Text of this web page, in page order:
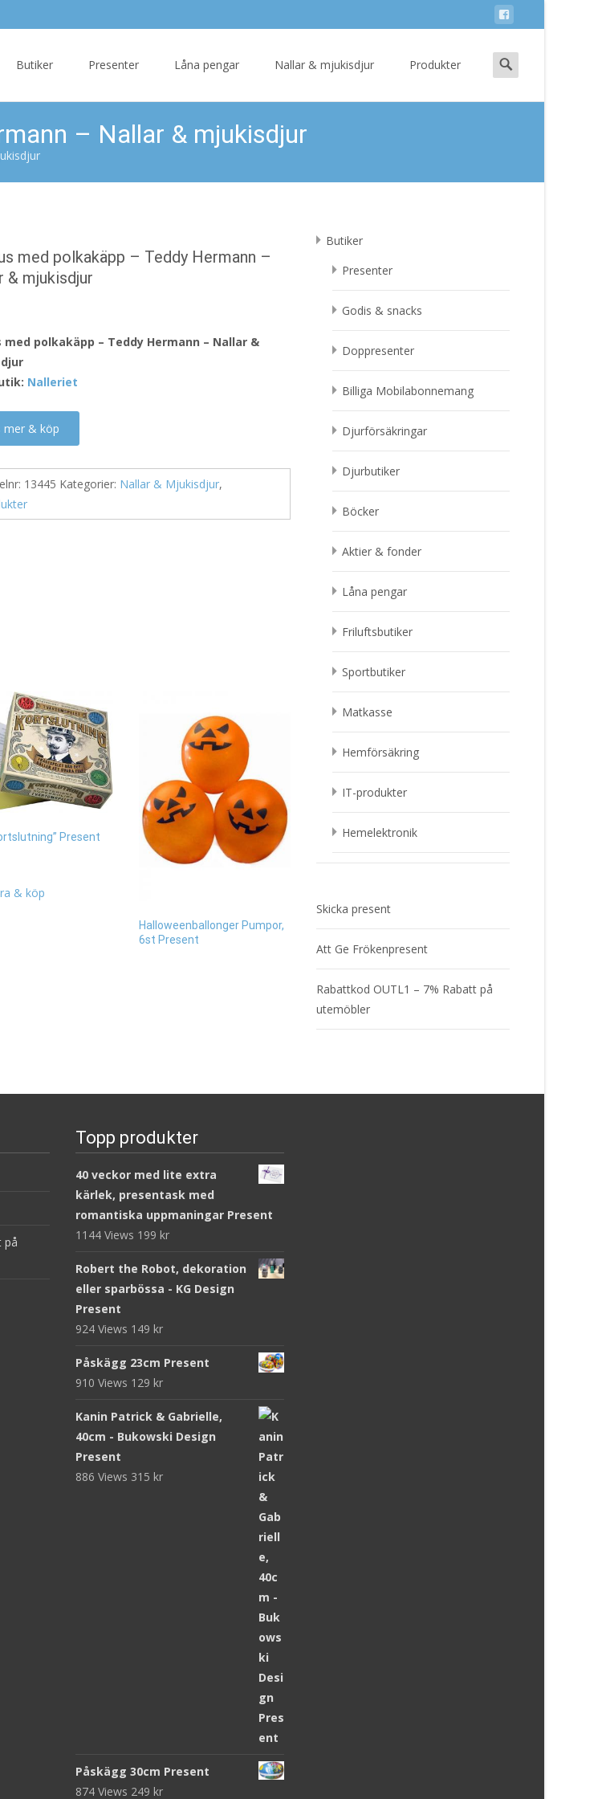
Butiker Presenter Låna pengar Nallar & mjukisdjur Produkter
Search
for:
– Nallar & mjukisdjur
med polkakäpp – Teddy Hermann –
& mjukisdjur
med polkakäpp – Teddy Hermann – Nallar &
Nalleriet
mer & köp
13445 Kategorier: Nallar & Mjukisdjur,
Present
& köp
Halloweenballonger Pumpor,
6st Present
289kr
Läs mera & köp
Glad Pumpa, 8-pack
Butiker
Presenter
Godis & snacks
Doppresenter
Billiga Mobilabonnemang
Djurförsäkringar
Djurbutiker
Böcker
Aktier & fonder
Låna pengar
Friluftsbutiker
Sportbutiker
Matkasse
Hemförsäkring
IT-produkter
Hemelektronik
Skicka present
Att Ge Frökenpresent
Rabattkod OUTL1 – 7% Rabatt på
utemöbler
på
Topp produkter
40 veckor med lite extra
kärlek, presentask med
romantiska uppmaningar Present
1144 Views 199 kr
Robert the Robot, dekoration
eller sparbössa - KG Design
Present
924 Views 149 kr
Påskägg 23cm Present
910 Views 129 kr
Kanin Patrick & Gabrielle,
40cm - Bukowski Design
Present
886 Views 315 kr
Påskägg 30cm Present
874 Views 249 kr